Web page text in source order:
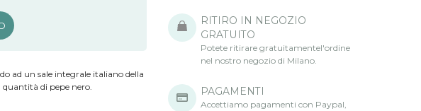
ad un sale integrale italiano della
di pepe nero.
RITIRO IN NEGOZIO
GRATUITO
Potete ritirare gratuitamentel'ordine
nel nostro negozio di Milano.
PAGAMENTI
Accettiamo pagamenti con Paypal,